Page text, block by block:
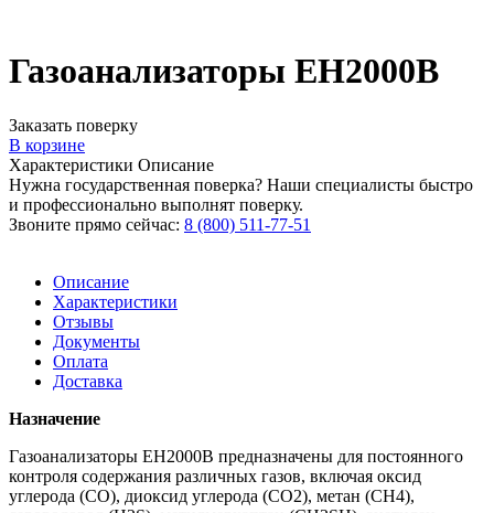
Газоанализаторы ЕН2000В
Заказать поверку
В корзине
Характеристики Описание
Нужна государственная поверка? Наши специалисты быстро
и профессионально выполнят поверку.
Звоните прямо сейчас: 8 (800) 511-77-51
Описание
Характеристики
Отзывы
Документы
Оплата
Доставка
Назначение
Газоанализаторы ЕН2000В предназначены для постоянного
контроля содержания различных газов, включая оксид
углерода (СО), диоксид углерода (СО2), метан (СН4),